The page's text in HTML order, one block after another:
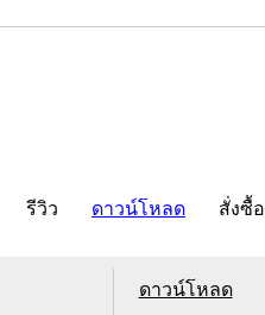
รีวิว ดาวน์โหลด สั่งซื้อ
ดาวน์โหลด